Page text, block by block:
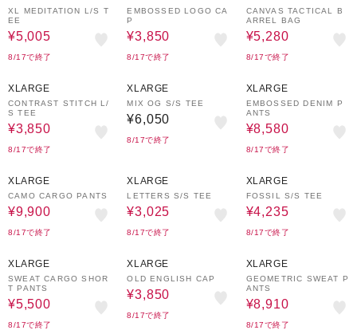
XL MEDITATION L/S T
EE
¥5,005
8/17で終了
EMBOSSED LOGO CA
P
¥3,850
8/17で終了
CANVAS TACTICAL B
ARREL BAG
¥5,280
8/17で終了
XLARGE
CONTRAST STITCH L/
S TEE
¥3,850
8/17で終了
XLARGE
MIX OG S/S TEE
¥6,050
8/17で終了
XLARGE
EMBOSSED DENIM P
ANTS
¥8,580
8/17で終了
XLARGE
CAMO CARGO PANTS
¥9,900
8/17で終了
XLARGE
LETTERS S/S TEE
¥3,025
8/17で終了
XLARGE
FOSSIL S/S TEE
¥4,235
8/17で終了
XLARGE
SWEAT CARGO SHOR
T PANTS
¥5,500
8/17で終了
XLARGE
OLD ENGLISH CAP
¥3,850
8/17で終了
XLARGE
GEOMETRIC SWEAT P
ANTS
¥8,910
8/17で終了